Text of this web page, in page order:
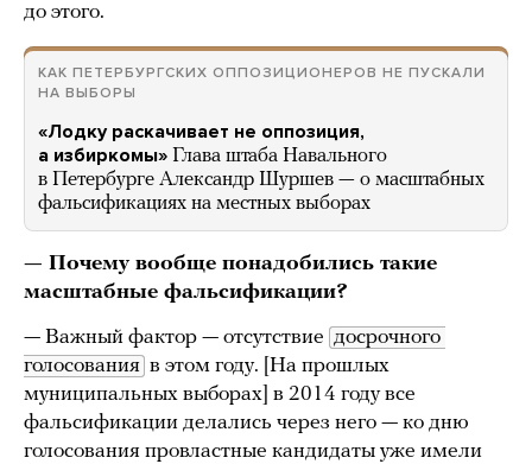
до этого.
КАК ПЕТЕРБУРГСКИХ ОППОЗИЦИОНЕРОВ НЕ ПУСКАЛИ
НА ВЫБОРЫ
«Лодку раскачивает не оппозиция,
а избиркомы» Глава штаба Навального
в Петербурге Александр Шуршев — о масштабных
фальсификациях на местных выборах
— Почему вообще понадобились такие
масштабные фальсификации?
— Важный фактор — отсутствие досрочного
голосования в этом году. [На прошлых
муниципальных выборах] в 2014 году все
фальсификации делались через него — ко дню
голосования провластные кандидаты уже имели